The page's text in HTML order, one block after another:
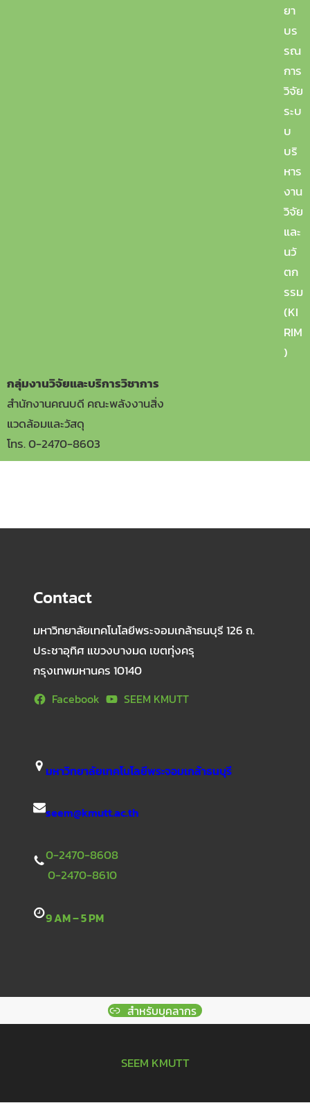
ยา
บร
รณ
การ
วิจัย
ระบ
บ
บริ
หาร
งาน
วิจัย
และ
นวั
ตก
รรม
(KI
RIM
)
กลุ่มงานวิจัยและบริการวิชาการ
สำนักงานคณบดี คณะพลังงานสิ่ง
แวดล้อมและวัสดุ
โทร. 0-2470-8603
Contact
มหาวิทยาลัยเทคโนโลยีพระจอมเกล้าธนบุรี 126 ถ.
ประชาอุทิศ แขวงบางมด เขตทุ่งครุ
กรุงเทพมหานคร 10140
Facebook SEEM KMUTT
มหาวิทยาลัยเทคโนโลยีพระจอมเกล้าธนบุรี
seem@kmutt.ac.th
0-2470-8608
0-2470-8610
9 AM – 5 PM
สำหรับบุคลากร
SEEM KMUTT